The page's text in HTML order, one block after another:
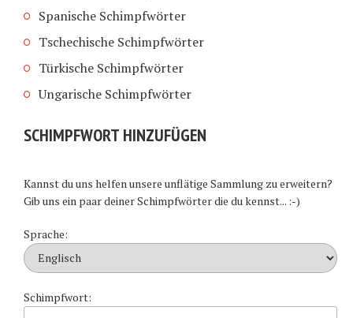
Spanische Schimpfwörter
Tschechische Schimpfwörter
Türkische Schimpfwörter
Ungarische Schimpfwörter
SCHIMPFWORT HINZUFÜGEN
Kannst du uns helfen unsere unflätige Sammlung zu erweitern?
Gib uns ein paar deiner Schimpfwörter die du kennst... :-)
Sprache:
Schimpfwort: